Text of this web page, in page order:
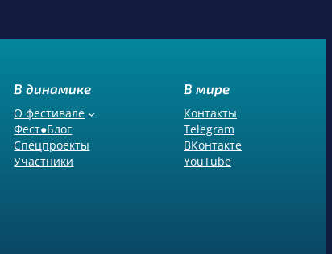
В динамике
О фестивале
Фест●Блог
Спецпроекты
Участники
В мире
Контакты
Telegram
ВКонтакте
YouTube